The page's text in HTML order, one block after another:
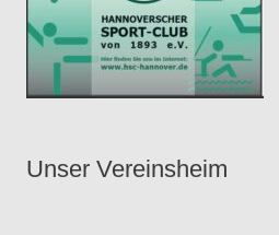
Unser Vereinsheim